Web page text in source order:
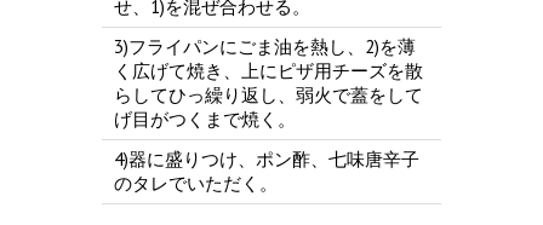
せ、1)を混ぜ合わせる。
3)フライパンにごま油を熱し、2)を薄
く広げて焼き、上にピザ用チーズを散
らしてひっ繰り返し、弱火で蓋をして
げ目がつくまで焼く。
4)器に盛りつけ、ポン酢、七味唐辛子
のタレでいただく。